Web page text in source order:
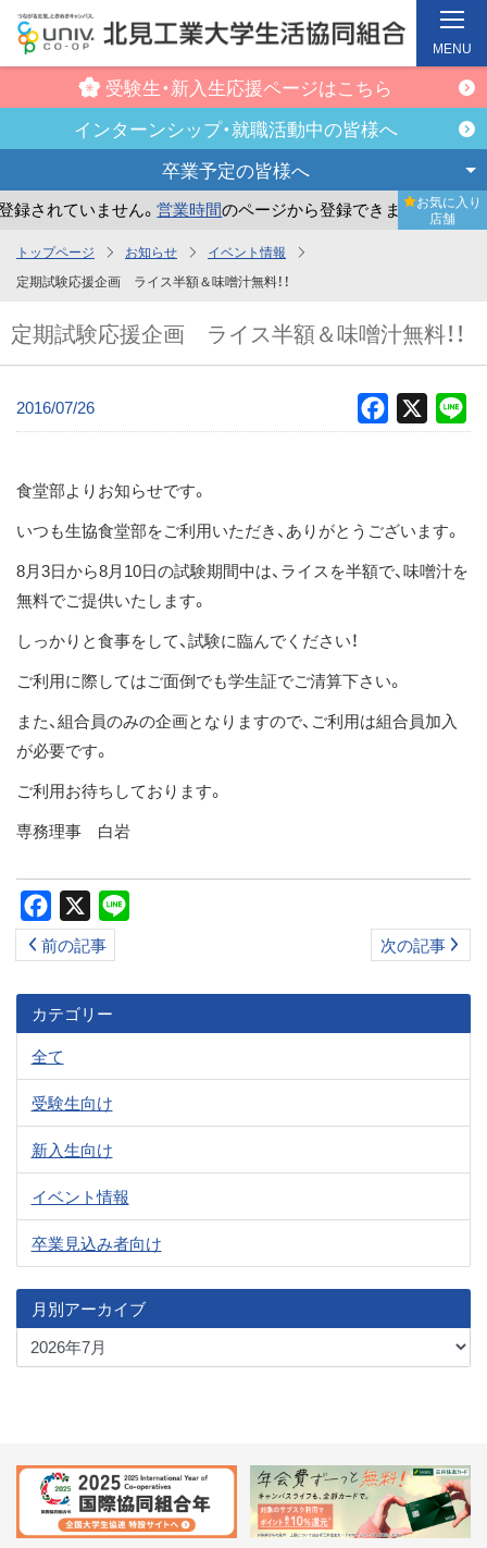
コ
ン
受験生・新入生応援ページはこちら
インターンシップ・就職活動中の皆様へ
卒業予定の皆様へ
されていません。営業時間のページから登録できます。 ま
お気に入り
店舗
MENU
トップページ お知らせ
イベント情報
定期試験応援企画 ライス半額＆味噌汁無料！！
定期試験応援企画 ライス半額＆味噌汁無料！！
2016/07/26 Facebook
食堂部よりお知らせです。
いつも生協食堂部をご利用いただき、ありがとうございます。
8月3日から8月10日の試験期間中は、ライスを半額で、味噌汁を
無料でご提供いたします。
しっかりと食事をして、試験に臨んでください！
ご利用に際してはご面倒でも学生証でご清算下さい。
また、組合員のみの企画となりますので、ご利用は組合員加入
が必要です。
ご利用お待ちしております。
専務理事 白岩
Facebook
前の記事 次の記事
カテゴリー
全て
受験生向け
新入生向け
イベント情報
卒業見込み者向け
月別アーカイブ